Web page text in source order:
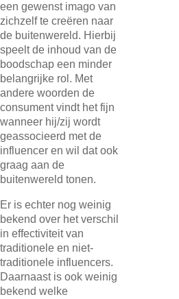
een gewenst imago van
zichzelf te creëren naar
de buitenwereld. Hierbij
speelt de inhoud van de
boodschap een minder
belangrijke rol. Met
andere woorden de
consument vindt het fijn
wanneer hij/zij wordt
geassocieerd met de
influencer en wil dat ook
graag aan de
buitenwereld tonen.
Er is echter nog weinig
bekend over het verschil
in effectiviteit van
traditionele en niet-
traditionele influencers.
Daarnaast is ook weinig
bekend welke